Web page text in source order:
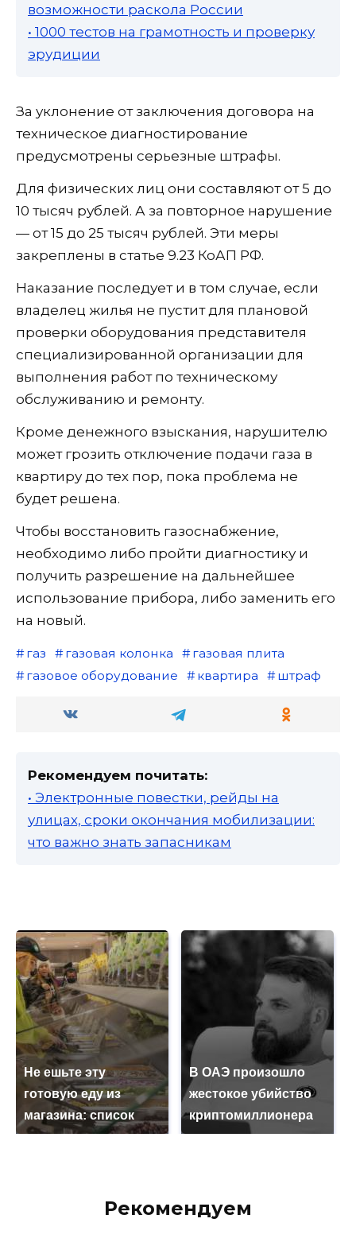
возможности раскола России
• 1000 тестов на грамотность и проверку
эрудиции
За уклонение от заключения договора на
техническое диагностирование
предусмотрены серьезные штрафы.
Для физических лиц они составляют от 5 до
10 тысяч рублей. А за повторное нарушение
— от 15 до 25 тысяч рублей. Эти меры
закреплены в статье 9.23 КоАП РФ.
Наказание последует и в том случае, если
владелец жилья не пустит для плановой
проверки оборудования представителя
специализированной организации для
выполнения работ по техническому
обслуживанию и ремонту.
Кроме денежного взыскания, нарушителю
может грозить отключение подачи газа в
квартиру до тех пор, пока проблема не
будет решена.
Чтобы восстановить газоснабжение,
необходимо либо пройти диагностику и
получить разрешение на дальнейшее
использование прибора, либо заменить его
на новый.
газ газовая колонка
газовая плита
газовое оборудование
квартира штраф
Рекомендуем почитать:
• Электронные повестки, рейды на
улицах, сроки окончания мобилизации:
что важно знать запасникам
Не ешьте эту
готовую еду из
магазина: список
В ОАЭ произошло
жестокое убийство
криптомиллионера
Рекомендуем